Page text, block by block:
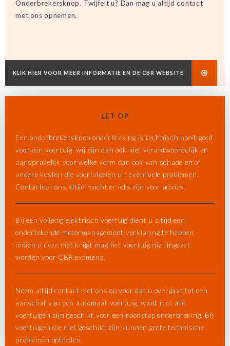
Onderbrekersknop. Twijfelt u? Dan mag u altijd contact
met ons opnemen.
KLIK HIER VOOR MEER INFORMATIE EN DE CBR WEBSITE
LET OP
Een onderbrekersknop onderbreking is technisch nooit goed
voor een voertuig, wij zijn dan ook niet verantwoordelijk en
aansprakelijk voor welke vorm dan ook van schade en of
andere kosten die voortvloeien uit eventuele problemen.
Contacteer ons altijd mocht er iets zijn voor advies.
Bij een volledig elektrisch voertuig dient u altijd een
ondertekende motormanagement verklaring te hebben,
indien u deze niet krijgt mag het voertuig niet ingezet
worden voor CBR examens.
Neem altijd contact met ons op voor dat u overgaat tot een
aanschaf van een automaat voertuig, want niet alle
voertuigen zijn geschikt voor een noodstop onderbreking. Bij
voertuigen die niet geschikt zijn kunnen grote technische
problemen optreden.